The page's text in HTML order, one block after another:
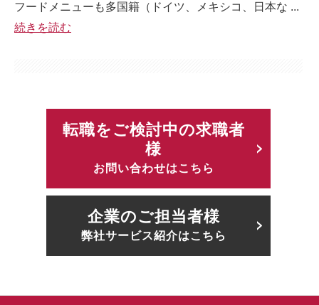
フードメニューも多国籍（ドイツ、メキシコ、日本な ...
続きを読む
転職をご検討中の求職者
様
お問い合わせはこちら
企業のご担当者様
弊社サービス紹介はこちら